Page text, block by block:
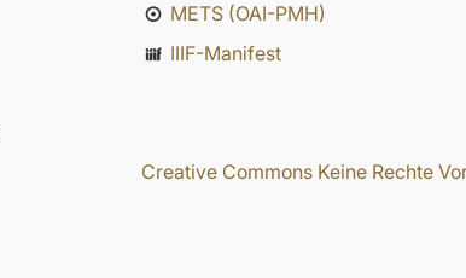
METS (OAI-PMH)
IIIF-Manifest
Creative Commons Keine Rechte